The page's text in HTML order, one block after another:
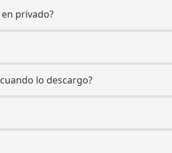
privado?
lo descargo?